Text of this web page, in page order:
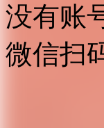
没有账
微信扫